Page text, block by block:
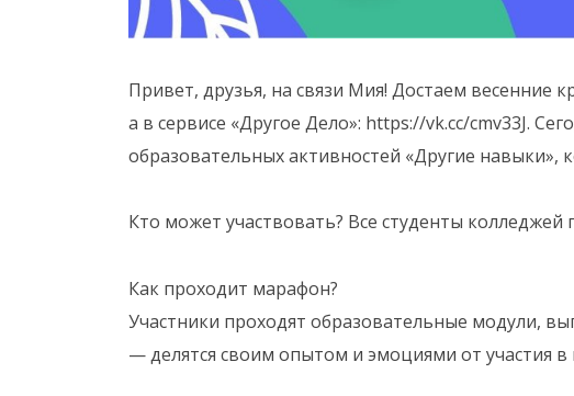
Привет, друзья, на связи Мия! Достаем весенние
а в сервисе «Другое Дело»: https://vk.cc/cmv33J.
образовательных активностей «Другие навыки»,
Кто может участвовать? Все студенты колледжей
Как проходит марафон?
Участники проходят образовательные модули,
— делятся своим опытом и эмоциями от участия в